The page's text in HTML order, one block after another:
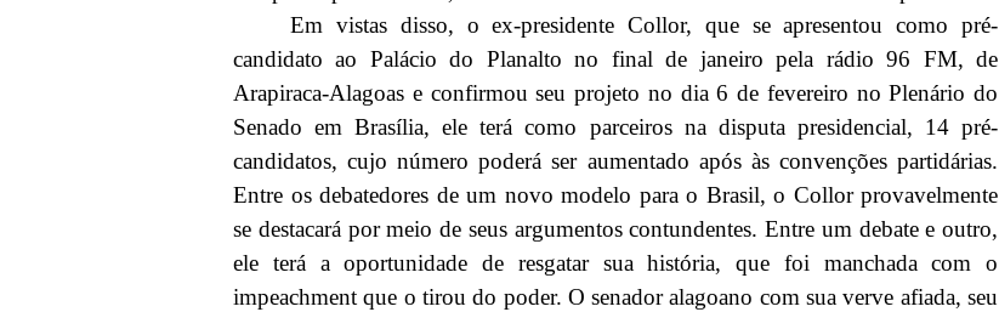
Em vistas disso, o ex-presidente Collor, que se apresentou como pré-
candidato ao Palácio do Planalto no final de janeiro pela rádio 96 FM, de
Arapiraca-Alagoas e confirmou seu projeto no dia 6 de fevereiro no Plenário do
Senado em Brasília, ele terá como parceiros na disputa presidencial, 14 pré-
candidatos, cujo número poderá ser aumentado após às convenções partidárias.
Entre os debatedores de um novo modelo para o Brasil, o Collor provavelmente
se destacará por meio de seus argumentos contundentes. Entre um debate e outro,
ele terá a oportunidade de resgatar sua história, que foi manchada com o
impeachment que o tirou do poder. O senador alagoano com sua verve afiada, seu